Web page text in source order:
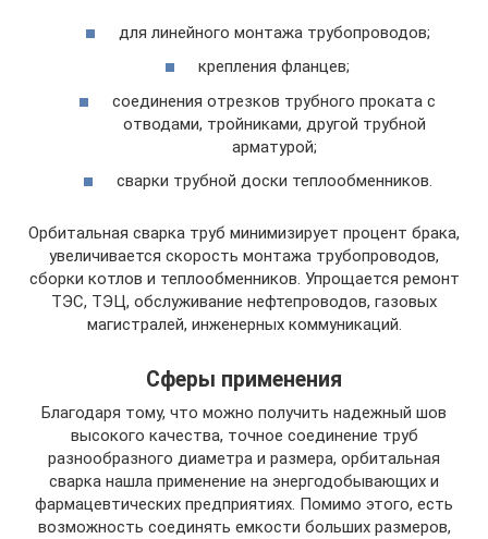
для линейного монтажа трубопроводов;
крепления фланцев;
соединения отрезков трубного проката с
отводами, тройниками, другой трубной
арматурой;
сварки трубной доски теплообменников.
Орбитальная сварка труб минимизирует процент брака,
увеличивается скорость монтажа трубопроводов,
сборки котлов и теплообменников. Упрощается ремонт
ТЭС, ТЭЦ, обслуживание нефтепроводов, газовых
магистралей, инженерных коммуникаций.
Сферы применения
Благодаря тому, что можно получить надежный шов
высокого качества, точное соединение труб
разнообразного диаметра и размера, орбитальная
сварка нашла применение на энергодобывающих и
фармацевтических предприятиях. Помимо этого, есть
возможность соединять емкости больших размеров,